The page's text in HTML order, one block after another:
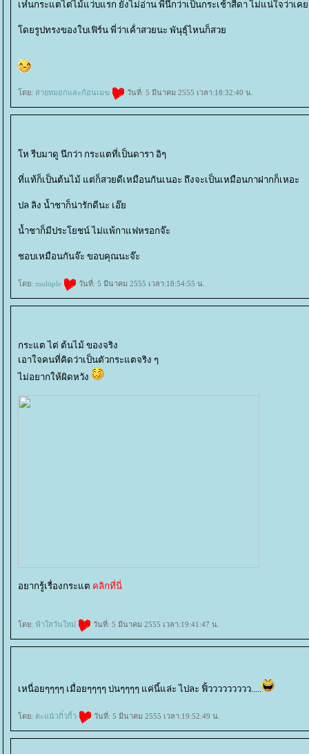
เห๋นกระแตไต่ไม้แว่บแรก ยังไม่อ่าน พี่นึกว่าเป็นกระเช้าสีดา ไ่ม่แน่ใจว่าเ
ดยรูปทรงของใบเฟิร์น พี่ว่าเค้่าสวยนะ พันุธุ์ไหนก็สว
ดย: สายหมอกและก้อนเมฆ วันที่: 5 มีนาคม 2555 เวลา:18:32:40 น.
ห รีบมาดู นึกว่า กระแตที่เป็นดารา อิๆ
ที่แท้ก็เป็นต้นไม้ แต่ก็สวยดีเหมือนกันเนอะ ถึงจะเป็นเหมือนกาฝากก็เหอะ
ปล ลิง น้ำชาก็น่ารักดีนะ เอ๊
น้ำชาก็มีประโยชน์ ไม่แพ้กาแฟหรอกจ๊ะ
ชอบเหมือนกันจ๊ะ ขอบคุณนะจ๊ะ
ดย: multiple วันที่: 5 มีนาคม 2555 เวลา:18:54:55 น.
กระแต ไต่ ต้นไม้ ของจริง
เอาใจคนที่คิดว่าเป็นตัวกระแตจริง ๆ
ไม่อยากให้ผิดหวัง
อยากรู้เรื่องกระแต คลิกที่นี่
ดย: ฟ้าใสวันใหม่ วันที่: 5 มีนาคม 2555 เวลา:19:41:47 น.
เหนื่อยๆๆๆๆ เมื่อยๆๆๆๆ บ่นๆๆๆๆ แค่นี้แล่ะ ไปละ ฟิ้ววววววววว.....
ดย: ตะแน๋วกิ๋วกิ้ว วันที่: 5 มีนาคม 2555 เวลา:19:52:49 น.